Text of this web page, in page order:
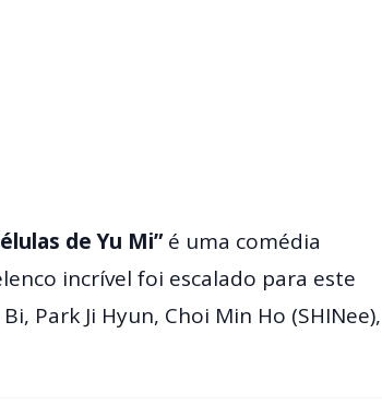
de Yu Mi”é uma comédia
incrível foi escalado para este
Park Ji Hyun, Choi Min Ho (SHINee),